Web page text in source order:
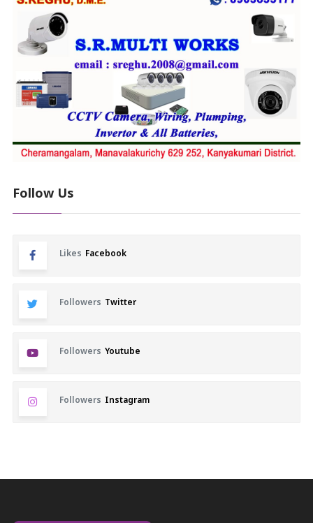
Follow Us
Likes Facebook
Followers Twitter
Followers Youtube
Followers Instagram